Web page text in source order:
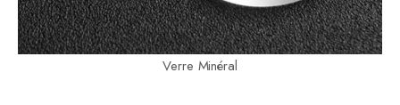
Verre Minéral